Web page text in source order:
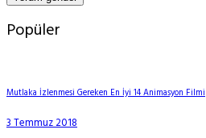
Popüler
Mutlaka İzlenmesi Gereken En İyi 14 Animasyon Filmi
3 Temmuz 2018